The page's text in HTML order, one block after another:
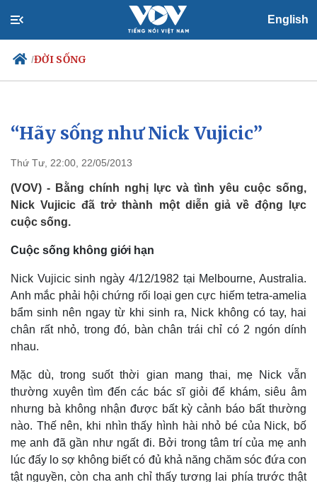
English
/ĐỜI SỐNG
Chính trị
Tổ chức nhân sự
Quốc hội
Nhận diện sự thật
Xã hội
Giáo dục
Dấu ấn VOV
Việc làm
“Hãy sống như Nick Vujicic”
Thứ Tư, 22:00, 22/05/2013
(VOV) - Bằng chính nghị lực và tình yêu cuộc sống,
Nick Vujicic đã trở thành một diễn giả về động lực
cuộc sống.
Cuộc sống không giới hạn
Nick Vujicic sinh ngày 4/12/1982 tại Melbourne, Australia.
Anh mắc phải hội chứng rối loại gen cực hiếm tetra-amelia
bẩm sinh nên ngay từ khi sinh ra, Nick không có tay, hai
chân rất nhỏ, trong đó, bàn chân trái chỉ có 2 ngón dính
nhau.
Mặc dù, trong suốt thời gian mang thai, mẹ Nick vẫn
thường xuyên tìm đến các bác sĩ giỏi để khám, siêu âm
nhưng bà không nhận được bất kỳ cảnh báo bất thường
nào. Thế nên, khi nhìn thấy hình hài nhỏ bé của Nick, bố
mẹ anh đã gần như ngất đi. Bởi trong tâm trí của mẹ anh
lúc đấy lo sợ không biết có đủ khả năng chăm sóc đứa con
tật nguyền, còn cha anh chỉ thấy tương lai phía trước thật